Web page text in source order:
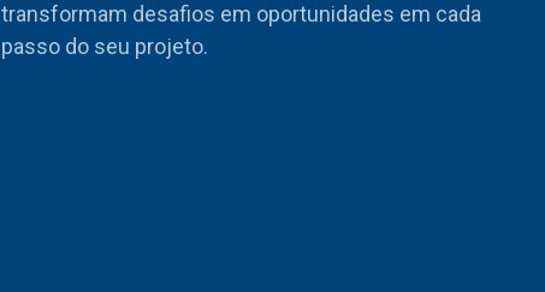
transformam desafios em oportunidades em cada
passo do seu projeto.